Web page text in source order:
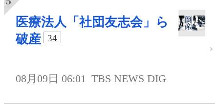
医療法人「社団友志会」ら
破産
34
08月09日 06:01 TBS NEWS DIG